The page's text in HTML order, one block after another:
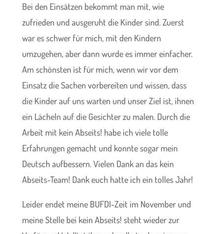
Bei den Einsätzen bekommt man mit, wie
zufrieden und ausgeruht die Kinder sind. Zuerst
war es schwer für mich, mit den Kindern
umzugehen, aber dann wurde es immer einfacher.
Am schönsten ist für mich, wenn wir vor dem
Einsatz die Sachen vorbereiten und wissen, dass
die Kinder auf uns warten und unser Ziel ist, ihnen
ein Lächeln auf die Gesichter zu malen. Durch die
Arbeit mit kein Abseits! habe ich viele tolle
Erfahrungen gemacht und konnte sogar mein
Deutsch aufbessern. Vielen Dank an das kein
Abseits-Team! Dank euch hatte ich ein tolles Jahr!
Leider endet meine BUFDI-Zeit im November und
meine Stelle bei kein Abseits! steht wieder zur